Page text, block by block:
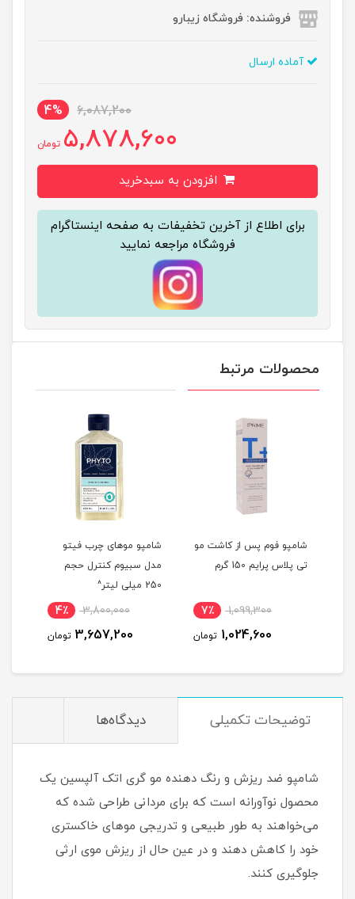
فروشنده: فروشگاه زیبارو
آماده ارسال
6,087,200
4%
5,878,600 تومان
برای اطلاع از آخرین تخفیفات به صفحه اینستاگرام
فروشگاه مراجعه نمایید
محصولات مرتبط
شامپو فوم پس از کاشت مو
تی پلاس پرایم 150 گرم
1,099,300 7٪
1,024,600 تومان
شامپو موهای چرب فیتو
مدل سبیوم کنترل حجم
250 میلی لیتر^
3,800,000 4٪
3,657,200 تومان
توضیحات تکمیلی دیدگاه‌ها
شامپو ضد ریزش و رنگ دهنده مو گری اتک آلپسین یک
محصول نوآورانه است که برای مردانی طراحی شده که
می‌خواهند به طور طبیعی و تدریجی موهای خاکستری
خود را کاهش دهند و در عین حال از ریزش موی ارثی
جلوگیری کنند.